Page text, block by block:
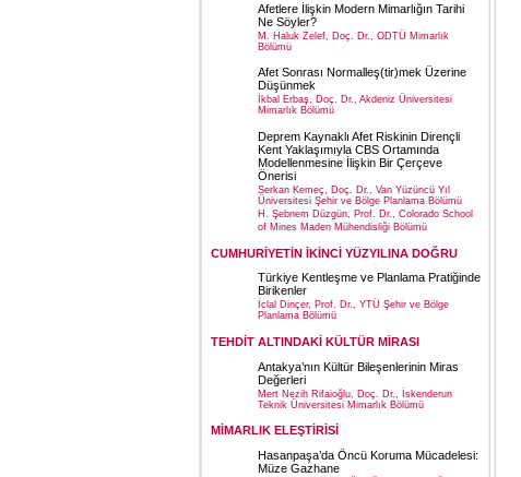
Afetlere İlişkin Modern Mimarlığın Tarihi
Ne Söyler?
M. Haluk Zelef, Doç. Dr., ODTÜ Mimarlık
Bölümü
Afet Sonrası Normalleş(tir)mek Üzerine
Düşünmek
İkbal Erbaş, Doç. Dr., Akdeniz Üniversitesi
Mimarlık Bölümü
Deprem Kaynaklı Afet Riskinin Dirençli
Kent Yaklaşımıyla CBS Ortamında
Modellenmesine İlişkin Bir Çerçeve
Önerisi
Serkan Kemeç, Doç. Dr., Van Yüzüncü Yıl
Üniversitesi Şehir ve Bölge Planlama Bölümü
H. Şebnem Düzgün, Prof. Dr., Colorado School
of Mines Maden Mühendisliği Bölümü
CUMHURİYETİN İKİNCİ YÜZYILINA DOĞRU
Türkiye Kentleşme ve Planlama Pratiğinde
Birikenler
İclal Dinçer, Prof. Dr., YTÜ Şehir ve Bölge
Planlama Bölümü
TEHDİT ALTINDAKİ KÜLTÜR MİRASI
Antakya’nın Kültür Bileşenlerinin Miras
Değerleri
Mert Nezih Rifaioğlu, Doç. Dr., İskenderun
Teknik Üniversitesi Mimarlık Bölümü
MİMARLIK ELEŞTİRİSİ
Hasanpaşa’da Öncü Koruma Mücadelesi:
Müze Gazhane